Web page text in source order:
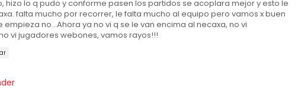
hizo lo q pudo y conforme pasen los partidos se acoplara mejor y esto le
falta mucho por recorrer, le falta mucho al equipo pero vamos x buen
empieza no...Ahora ya no vi q se le van encima al necaxa, no vi
vi jugadores webones, vamos rayos!!!